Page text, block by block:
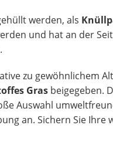
werden, als
und hat an der
zu gewöhnlichem
Gras beigegeben.
Auswahl umwe
an. Sichern Sie Ihre